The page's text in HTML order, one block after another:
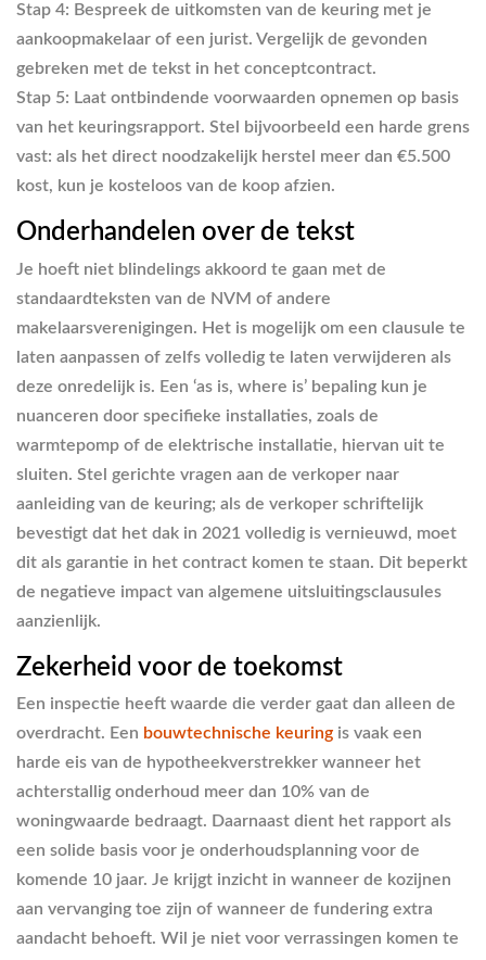
Stap 4: Bespreek de uitkomsten van de keuring met je
aankoopmakelaar of een jurist. Vergelijk de gevonden
gebreken met de tekst in het conceptcontract.
Stap 5: Laat ontbindende voorwaarden opnemen op basis
van het keuringsrapport. Stel bijvoorbeeld een harde grens
vast: als het direct noodzakelijk herstel meer dan €5.500
kost, kun je kosteloos van de koop afzien.
Onderhandelen over de tekst
Je hoeft niet blindelings akkoord te gaan met de
standaardteksten van de NVM of andere
makelaarsverenigingen. Het is mogelijk om een clausule te
laten aanpassen of zelfs volledig te laten verwijderen als
deze onredelijk is. Een ‘as is, where is’ bepaling kun je
nuanceren door specifieke installaties, zoals de
warmtepomp of de elektrische installatie, hiervan uit te
sluiten. Stel gerichte vragen aan de verkoper naar
aanleiding van de keuring; als de verkoper schriftelijk
bevestigt dat het dak in 2021 volledig is vernieuwd, moet
dit als garantie in het contract komen te staan. Dit beperkt
de negatieve impact van algemene uitsluitingsclausules
aanzienlijk.
Zekerheid voor de toekomst
Een inspectie heeft waarde die verder gaat dan alleen de
overdracht. Een bouwtechnische keuring is vaak een
harde eis van de hypotheekverstrekker wanneer het
achterstallig onderhoud meer dan 10% van de
woningwaarde bedraagt. Daarnaast dient het rapport als
een solide basis voor je onderhoudsplanning voor de
komende 10 jaar. Je krijgt inzicht in wanneer de kozijnen
aan vervanging toe zijn of wanneer de fundering extra
aandacht behoeft. Wil je niet voor verrassingen komen te